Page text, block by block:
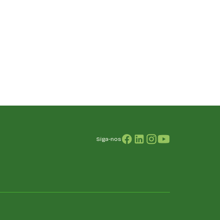
Siga-nos